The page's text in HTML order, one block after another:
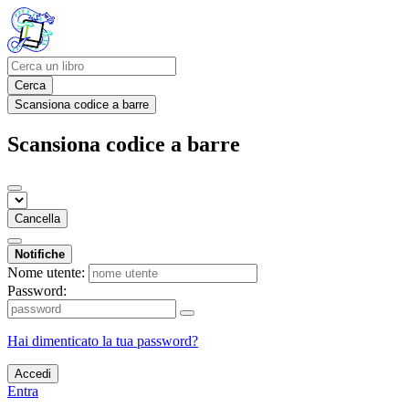
Cerca
Scansiona codice a barre
Scansiona codice a barre
Cancella
Notifiche
Nome utente:
Password:
Hai dimenticato la tua password?
Accedi
Entra